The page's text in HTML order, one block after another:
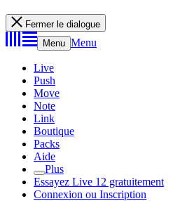
Fermer le dialogue
Menu Menu
Live
Push
Move
Note
Link
Boutique
Packs
Aide
Plus
Essayez Live 12 gratuitement
Connexion ou Inscription